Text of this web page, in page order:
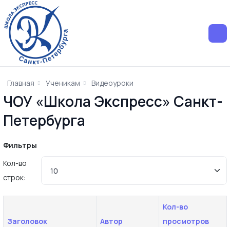
Главная Ученикам Видеоуроки
ЧОУ «Школа Экспресс» Санкт-
Петербурга
Фильтры
Кол-во
строк:
Заголовок Автор
Кол-во
просмотров